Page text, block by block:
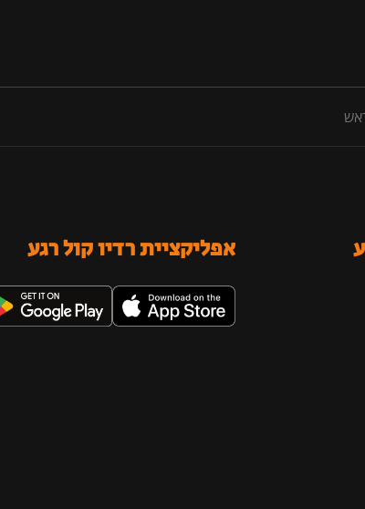
אפליקציית רדיו קול רגע